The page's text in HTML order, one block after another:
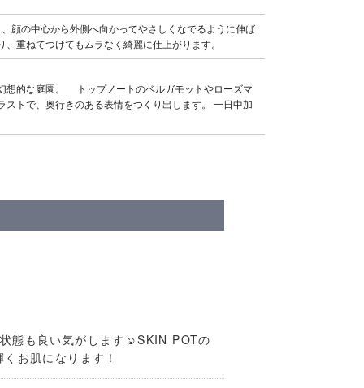
顔の中心から外側へ向かってやさしくなでるように伸ば
重ねてつけてもムラなく綺麗に仕上がります。
想的な庭園。 トップノートのベルガモットやローズマ
トで、奥行きのある表情をつくり出します。 一日中加
態も良い気がします☺SKIN POTの
お肌になります！